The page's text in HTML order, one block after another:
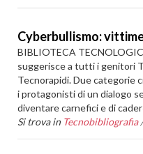
Cyberbullismo:
BIBLIOTECA
suggerisce a tutti i genitori
Tecnorapidi. Due categorie
i protagonisti di un dialogo
diventare carnefici e di
Si trova in Tecnobibliografia